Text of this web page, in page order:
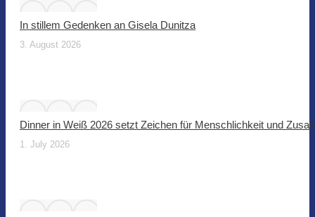
In stillem Gedenken an Gisela Dunitza
3. August 2026
Dinner in Weiß 2026 setzt Zeichen für Menschlichkeit und
1. July 2026